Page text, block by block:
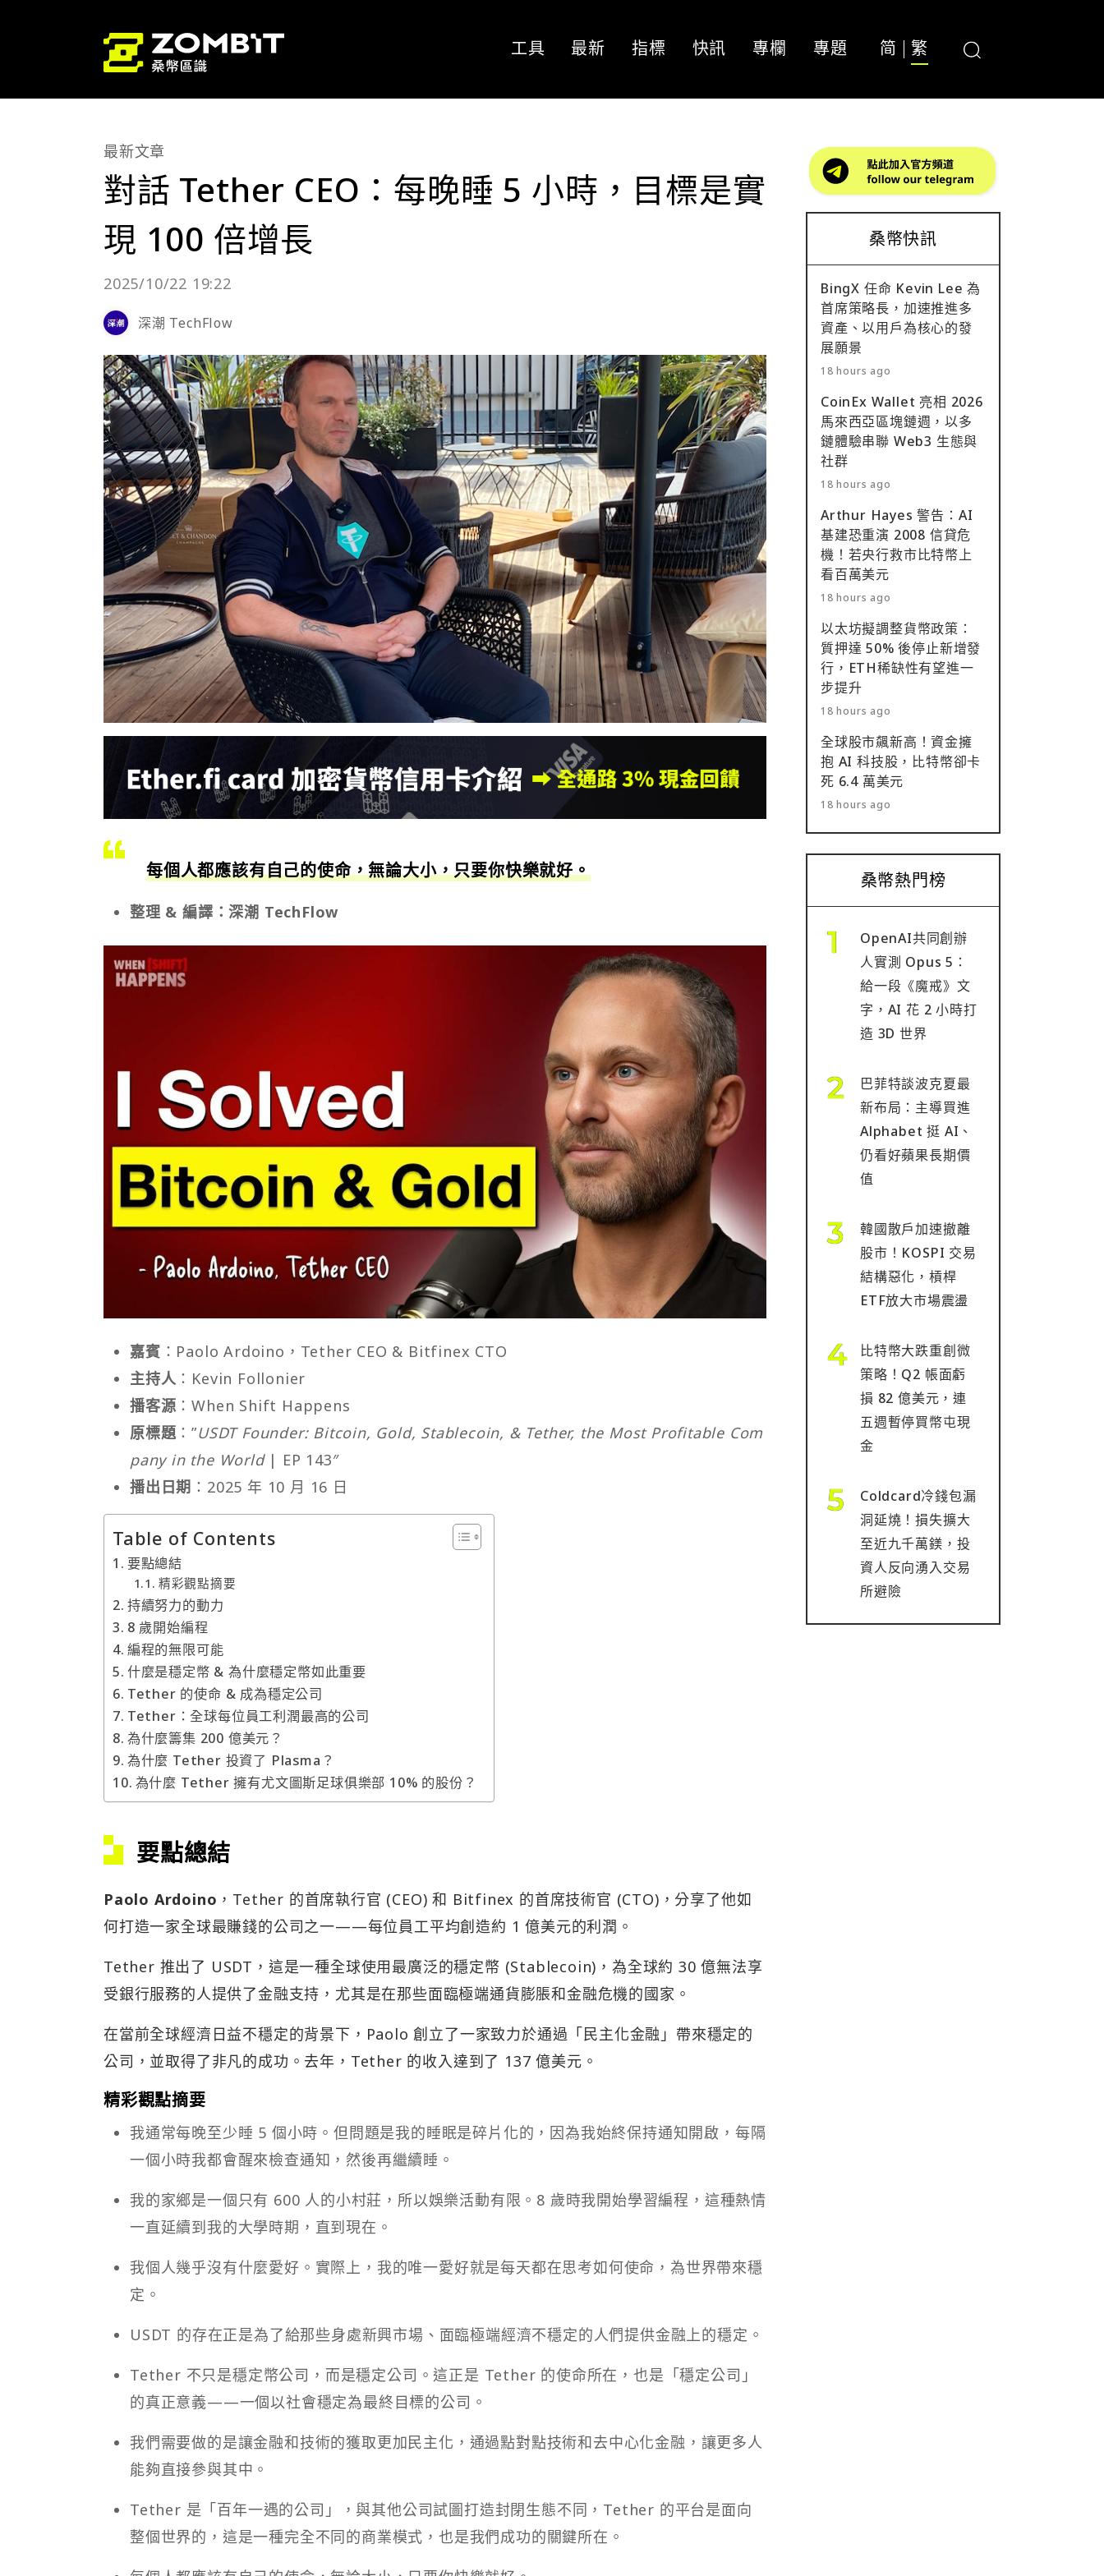
工具 最新 指標 快訊 專欄 專題 简 繁
最新文章
對話 Tether CEO：每晚睡 5 小時，目標是實
現 100 倍增長
2025/10/22 19:22
深潮 TechFlow
每個人都應該有自己的使命，無論大小，只要你快樂就好。
整理 & 編譯：深潮 TechFlow
嘉賓 ：Paolo Ardoino，Tether CEO & Bitfinex CTO
主持人 ：Kevin Follonier
播客源 ：When Shift Happens
原標題 ：”USDT Founder: Bitcoin, Gold, Stablecoin, & Tether, the Most Profitable Com
pany in the World| EP 143″
播出日期 ：2025 年 10 月 16 日
Table of Contents
要點總結
精彩觀點摘要
持續努力的動力
8 歲開始編程
編程的無限可能
什麼是穩定幣 & 為什麼穩定幣如此重要
Tether 的使命 & 成為穩定公司
Tether：全球每位員工利潤最高的公司
為什麼籌集 200 億美元？
為什麼 Tether 投資了 Plasma？
為什麼 Tether 擁有尤文圖斯足球俱樂部 10% 的股份？
要點總結
Paolo Ardoino ，Tether 的首席執行官 (CEO) 和 Bitfinex 的首席技術官 (CTO)，分享了他如
何打造一家全球最賺錢的公司之一——每位員工平均創造約 1 億美元的利潤。
Tether 推出了 USDT，這是一種全球使用最廣泛的穩定幣 (Stablecoin)，為全球約 30 億無法享
受銀行服務的人提供了金融支持，尤其是在那些面臨極端通貨膨脹和金融危機的國家。
在當前全球經濟日益不穩定的背景下，Paolo 創立了一家致力於通過「民主化金融」帶來穩定的
公司，並取得了非凡的成功。去年，Tether 的收入達到了 137 億美元。
精彩觀點摘要
我通常每晚至少睡 5 個小時。但問題是我的睡眠是碎片化的，因為我始終保持通知開啟，每隔
一個小時我都會醒來檢查通知，然後再繼續睡。
我的家鄉是一個只有 600 人的小村莊，所以娛樂活動有限。8 歲時我開始學習編程，這種熱情
一直延續到我的大學時期，直到現在。
我個人幾乎沒有什麼愛好。實際上，我的唯一愛好就是每天都在思考如何使命，為世界帶來穩
定。
USDT 的存在正是為了給那些身處新興市場、面臨極端經濟不穩定的人們提供金融上的穩定。
Tether 不只是穩定幣公司，而是穩定公司。這正是 Tether 的使命所在，也是「穩定公司」
的真正意義——一個以社會穩定為最終目標的公司。
我們需要做的是讓金融和技術的獲取更加民主化，通過點對點技術和去中心化金融，讓更多人
能夠直接參與其中。
Tether 是「百年一遇的公司」，與其他公司試圖打造封閉生態不同，Tether 的平台是面向
整個世界的，這是一種完全不同的商業模式，也是我們成功的關鍵所在。
桑幣快訊
BingX 任命 Kevin Lee 為
首席策略長，加速推進多
資產、以用戶為核心的發
展願景
18 hours ago
CoinEx Wallet 亮相 2026
馬來西亞區塊鏈週，以多
鏈體驗串聯 Web3 生態與
社群
18 hours ago
Arthur Hayes 警告：AI
基建恐重演 2008 信貸危
機！若央行救市比特幣上
看百萬美元
18 hours ago
以太坊擬調整貨幣政策：
質押達 50% 後停止新增發
行，ETH稀缺性有望進一
步提升
18 hours ago
全球股市飆新高！資金擁
抱 AI 科技股，比特幣卻卡
死 6.4 萬美元
18 hours ago
桑幣熱門榜
OpenAI共同創辦
人實測 Opus 5：
給一段《魔戒》文
字，AI 花 2 小時打
造 3D 世界
巴菲特談波克夏最
新布局：主導買進
Alphabet 挺 AI、
仍看好蘋果長期價
值
韓國散戶加速撤離
股市！KOSPI 交易
結構惡化，槓桿
ETF放大市場震盪
比特幣大跌重創微
策略！Q2 帳面虧
損 82 億美元，連
五週暫停買幣屯現
金
Coldcard冷錢包漏
洞延燒！損失擴大
至近九千萬鎂，投
資人反向湧入交易
所避險